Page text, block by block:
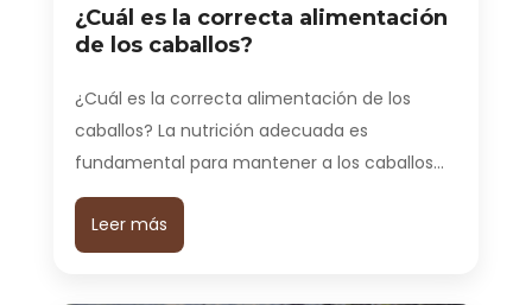
¿Cuál es la correcta alimentación
de los caballos?
¿Cuál es la correcta alimentación de los
caballos? La nutrición adecuada es
fundamental para mantener a los caballos…
Leer más